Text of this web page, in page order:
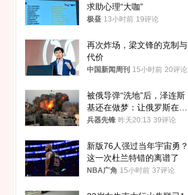
求助心理“大咖”
极昼 13小时前 19评论
再次炸场，梁文锋的克制与
代价
中国新闻周刊 15小时前 20评论
被俄导弹“洗地”后，泽连斯
基还在做梦：让俄罗斯在冬
季前求和？
兵器先锋 昨天20:13 39评论
新版76人强过当年宇宙勇？
这一次杜兰特错的离谱了
NBA广角 15小时前 37评论